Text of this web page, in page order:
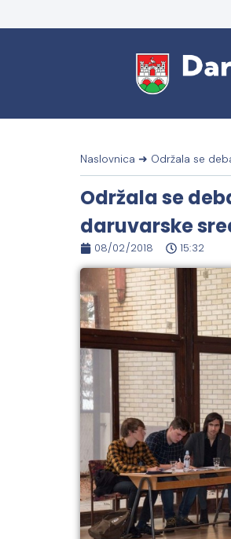
Naslovnica ➜ Održala se
Održala se
daruvarske
08/02/2018 15:32